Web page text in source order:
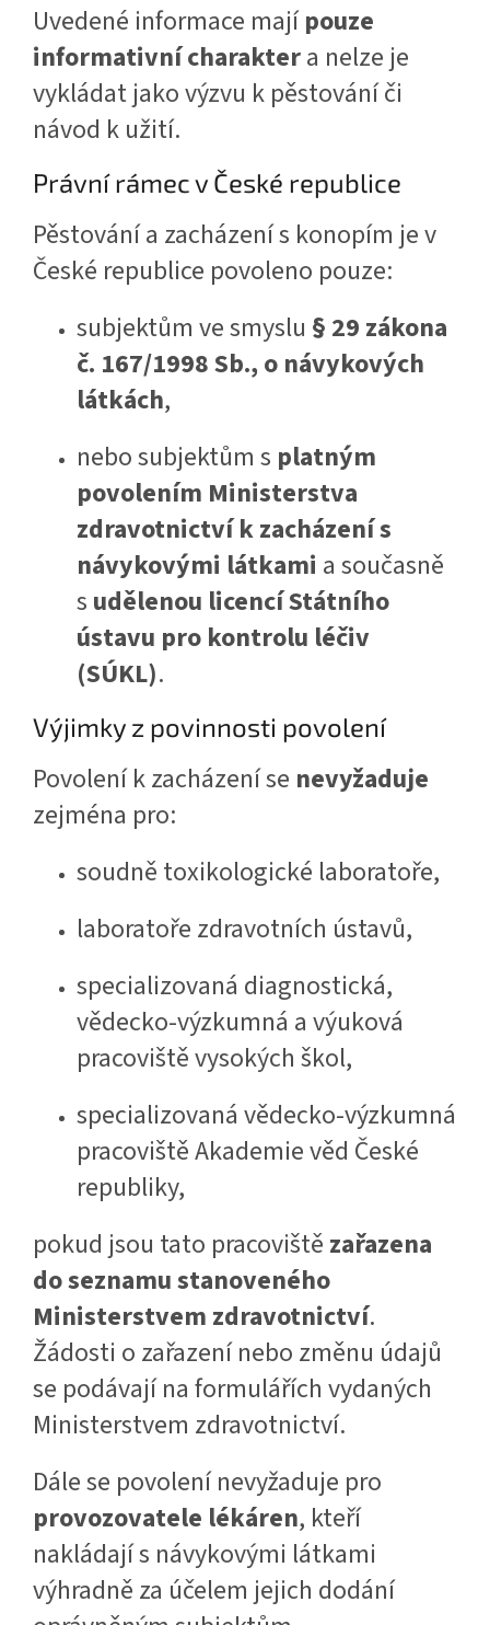
Uvedené informace majípouze
informativní charaktera nelze je
vykládat jako výzvu k pěstování či
návod k užití.
Právní rámec v České republice
Pěstování a zacházení s konopím je v
České republice povoleno pouze:
subjektům ve smyslu § 29 zákona
č. 167/1998 Sb., o návykových
látkách,
nebo subjektům s platným
povolením Ministerstva
zdravotnictví k zacházení s
návykovými látkami a současně
s udělenou licencí Státního
ústavu pro kontrolu léčiv
(SÚKL).
Výjimky z povinnosti povolení
Povolení k zacházení se nevyžaduje
zejména pro:
soudně toxikologické laboratoře,
laboratoře zdravotních ústavů,
specializovaná diagnostická,
vědecko-výzkumná a výuková
pracoviště vysokých škol,
specializovaná vědecko-výzkumná
pracoviště Akademie věd České
republiky,
pokud jsou tato pracoviště zařazena
do seznamu stanoveného
Ministerstvem zdravotnictví.
Žádosti o zařazení nebo změnu údajů
se podávají na formulářích vydaných
Ministerstvem zdravotnictví.
Dále se povolení nevyžaduje pro
provozovatele lékáren, kteří
nakládají s návykovými látkami
výhradně za účelem jejich dodání